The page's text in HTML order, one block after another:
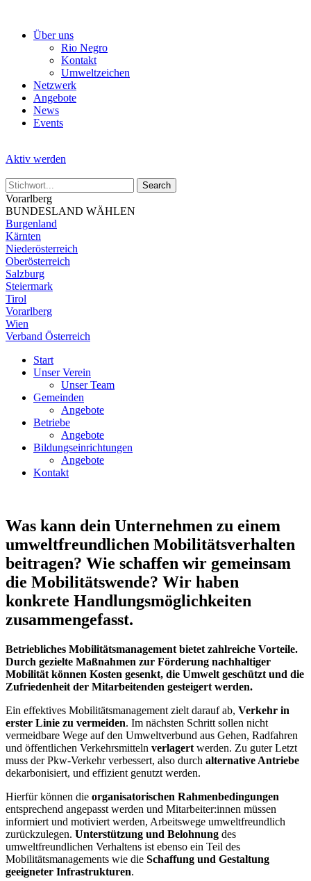
Über uns
Rio Negro
Kontakt
Umweltzeichen
Netzwerk
Angebote
News
Events
Aktiv werden
Vorarlberg
BUNDESLAND WÄHLEN
Burgenland
Kärnten
Niederösterreich
Oberösterreich
Salzburg
Steiermark
Tirol
Vorarlberg
Wien
Verband Österreich
Start
Unser Verein
Unser Team
Gemeinden
Angebote
Betriebe
Angebote
Bildungseinrichtungen
Angebote
Kontakt
Was kann dein Unternehmen zu einem
umweltfreundlichen Mobilitätsverhalten
beitragen? Wie schaffen wir gemeinsam
die Mobilitätswende? Wir haben
konkrete Handlungsmöglichkeiten
zusammengefasst.
Betriebliches Mobilitätsmanagement bietet zahlreiche Vorteile.
Durch gezielte Maßnahmen zur Förderung nachhaltiger
Mobilität können Kosten gesenkt, die Umwelt geschützt und die
Zufriedenheit der Mitarbeitenden gesteigert werden.
Ein effektives Mobilitätsmanagement zielt darauf ab, Verkehr in
erster Linie zu vermeiden. Im nächsten Schritt sollen nicht
vermeidbare Wege auf den Umweltverbund aus Gehen, Radfahren
und öffentlichen Verkehrsmitteln verlagert werden. Zu guter Letzt
muss der Pkw-Verkehr verbessert, also durch alternative Antriebe
dekarbonisiert, und effizient genutzt werden.
Hierfür können die organisatorischen Rahmenbedingungen
entsprechend angepasst werden und Mitarbeiter:innen müssen
informiert und motiviert werden, Arbeitswege umweltfreundlich
zurückzulegen. Unterstützung und Belohnung des
umweltfreundlichen Verhaltens ist ebenso ein Teil des
Mobilitätsmanagements wie die Schaffung und Gestaltung
geeigneter Infrastrukturen.